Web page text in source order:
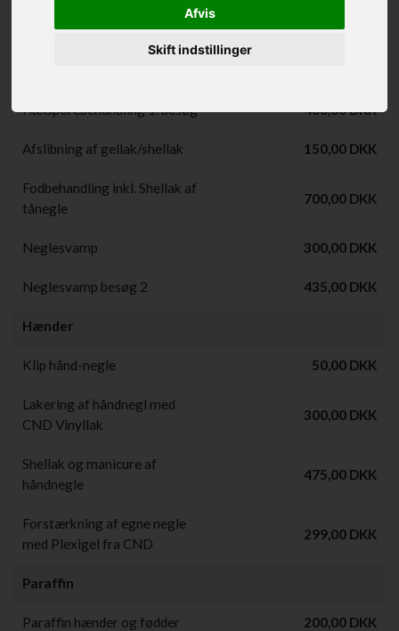
Afvis
Skift indstillinger
Fodbehandling i eget hjem -
Hælsporebehandling 1. besøg 400,00 DKK
Afslibning af gellak/shellak 150,00 DKK
Fodbehandling inkl. Shellak af
tånegle
700,00 DKK
Neglesvamp 300,00 DKK
Neglesvamp besøg 2 435,00 DKK
Hænder
Klip hånd-negle 50,00 DKK
Lakering af håndnegl med
CND Vinyllak
300,00 DKK
Shellak og manicure af
håndnegle
475,00 DKK
Forstærkning af egne negle
med Plexigel fra CND
299,00 DKK
Paraffin
Paraffin hænder og fødder 200,00 DKK